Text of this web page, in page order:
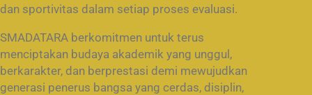
dan sportivitas dalam setiap proses evaluasi.
SMADATARA berkomitmen untuk terus
menciptakan budaya akademik yang unggul,
berkarakter, dan berprestasi demi mewujudkan
generasi penerus bangsa yang cerdas, disiplin,